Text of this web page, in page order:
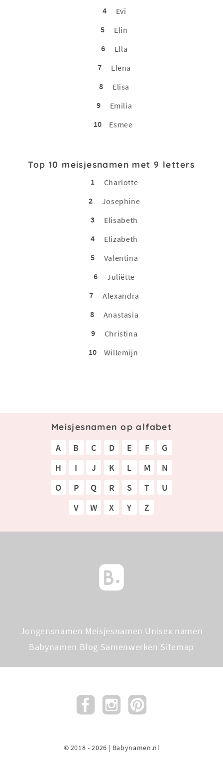
4
Evi
5
Elin
6
Ella
7
Elena
8
Elisa
9
Emilia
10
Esmee
Top 10 meisjesnamen met 9 letters
1
Charlotte
2
Josephine
3
Elisabeth
4
Elizabeth
5
Valentina
6
Juliëtte
7
Alexandra
8
Anastasia
9
Christina
10
Willemijn
Meisjesnamen op alfabet
A B C D E F
G
H
I J K L M
N
O
P Q R S T
U
V
W X Y Z
Jongensnamen Meisjesnamen Unisex namen
Babynamen Blog Samenwerken Sitemap
© 2018 - 2026 | Babynamen.nl